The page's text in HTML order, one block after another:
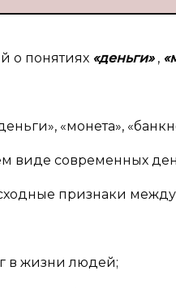
о понятиях «деньги» ,
«монета»,
виде современных
признаки
в жизни людей;